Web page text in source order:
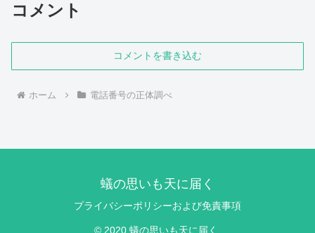
コメント
コメントを書き込む
ホーム 電話番号の正体調べ
蟻の思いも天に届く
プライバシーポリシーおよび免責事項
© 2020 蟻の思いも天に届く.